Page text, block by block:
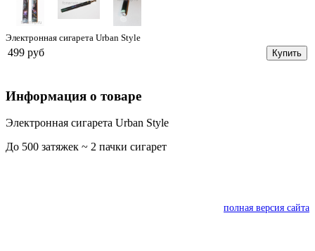
Электронная сигарета Urban Style
499 руб Купить
Информация о товаре
Электронная сигарета Urban Style
До 500 затяжек ~ 2 пачки сигарет
полная версия сайта